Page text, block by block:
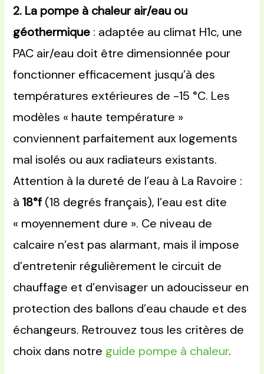
2. La pompe à chaleur air/eau ou
géothermique : adaptée au climat H1c, une
PAC air/eau doit être dimensionnée pour
fonctionner efficacement jusqu’à des
températures extérieures de -15 °C. Les
modèles « haute température »
conviennent parfaitement aux logements
mal isolés ou aux radiateurs existants.
Attention à la dureté de l’eau à La Ravoire :
à18°f (18 degrés français), l’eau est dite
« moyennement dure ». Ce niveau de
calcaire n’est pas alarmant, mais il impose
d’entretenir régulièrement le circuit de
chauffage et d’envisager un adoucisseur en
protection des ballons d’eau chaude et des
échangeurs. Retrouvez tous les critères de
choix dans notre guide pompe à chaleur.